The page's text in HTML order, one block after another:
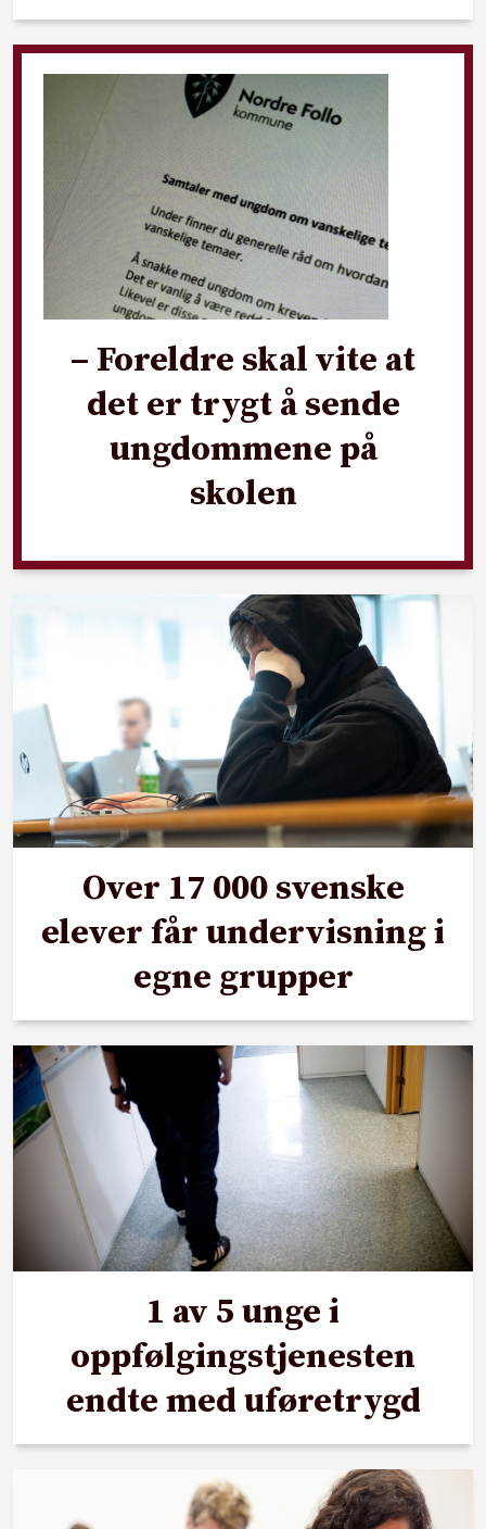
– Foreldre skal vite at
det er trygt å sende
ungdommene på
skolen
Over 17 000 svenske
elever får undervisning i
egne grupper
1 av 5 unge i
oppfølgingstjenesten
endte med uføretrygd